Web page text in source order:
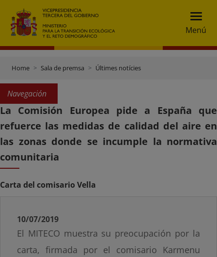
Menú
Home Sala de premsa Últimes notícies
Navegación
La Comisión Europea pide a España que
refuerce las medidas de calidad del aire en
las zonas donde se incumple la normativa
comunitaria
Carta del comisario Vella
10/07/2019
El MITECO muestra su preocupación por la
carta, firmada por el comisario Karmenu